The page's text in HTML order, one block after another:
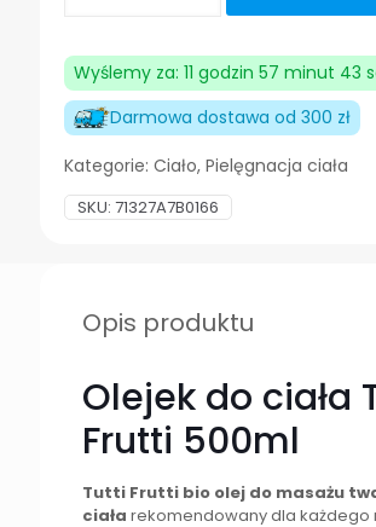
masażu
ciała
tutti
frutti
Wyślemy za: 11 godzin 57 minut 43
Darmowa dostawa od 300 zł
Kategorie: Ciało, Pielęgnacja ciała
SKU: 71327A7B0166
Opis produktu
Olejek do ciała
Frutti 500ml
Tutti Frutti bio olej do masażu
ciała rekomendowany dla każdego